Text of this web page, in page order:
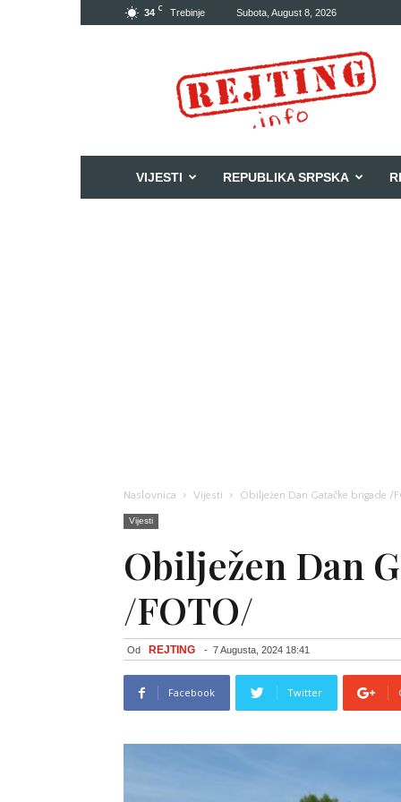
34 C Trebinje Subota, August 8, 2026
VIJESTI REPUBLIKA SRPSKA
Naslovnica Vijesti Obilježen Dan Gatačke brigade /
Vijesti
Obilježen Dan
/FOTO/
Od REJTING - 7 Augusta, 2024 18:41
Facebook Twitter